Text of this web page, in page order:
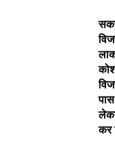
कर